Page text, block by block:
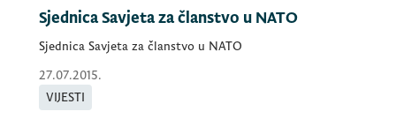
Sjednica Savjeta za članstvo u NATO
Sjednica Savjeta za članstvo u NATO
27.07.2015.
VIJESTI